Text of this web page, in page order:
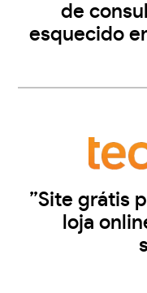
de
esquecido
”Site grátis
loja